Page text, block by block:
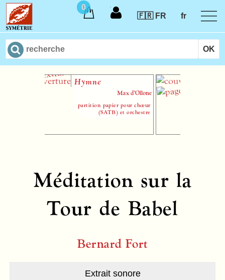
0
🇫🇷 FR
fr
Hymne
Max d’Ollone
partition papier pour chœur
(SATB) et orchestre
Méditation sur la
Tour de Babel
Bernard Fort
Extrait sonore